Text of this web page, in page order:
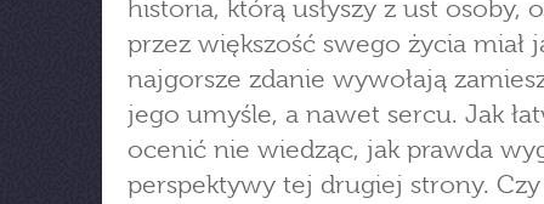
historia, którą usłyszy z ust osoby,
przez większość swego życia miał
najgorsze zdanie wywołają
jego umyśle, a nawet sercu. Jak
ocenić nie wiedząc, jak prawda
perspektywy tej drugiej strony.